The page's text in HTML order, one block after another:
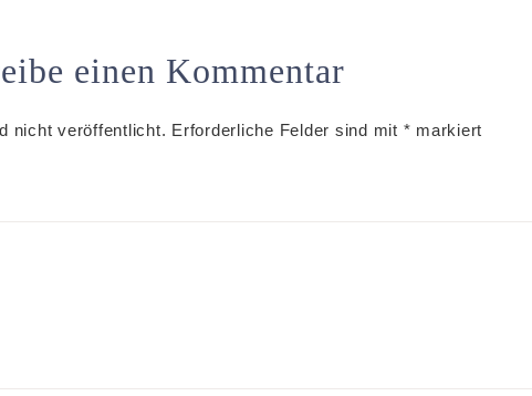
einen Kommentar
nicht veröffentlicht. Erforderliche Felder sind mit * markiert